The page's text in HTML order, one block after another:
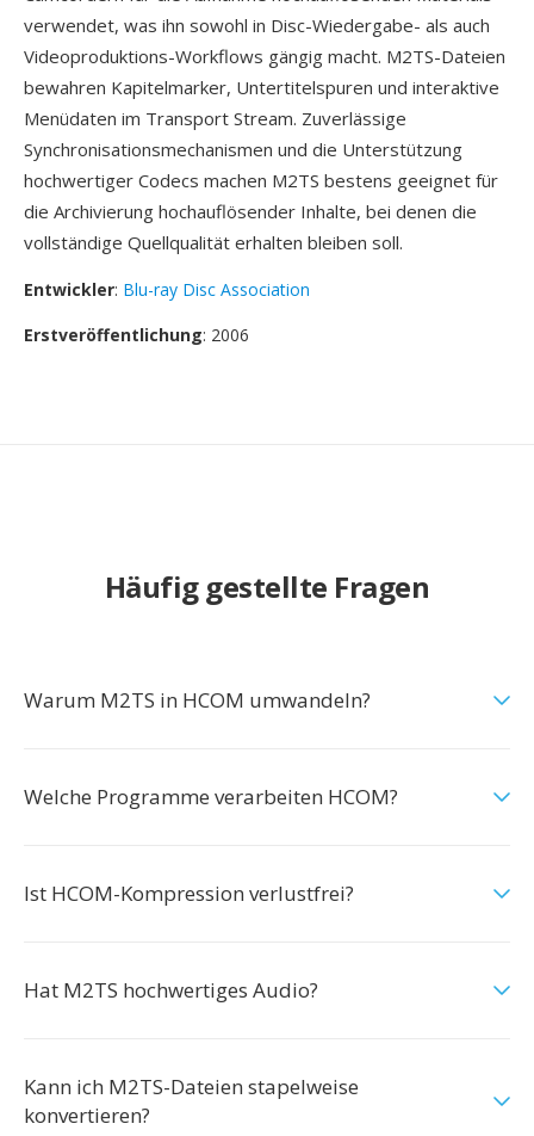
verwendet, was ihn sowohl in Disc-Wiedergabe- als auch
Videoproduktions-Workflows gängig macht. M2TS-Dateien
bewahren Kapitelmarker, Untertitelspuren und interaktive
Menüdaten im Transport Stream. Zuverlässige
Synchronisationsmechanismen und die Unterstützung
hochwertiger Codecs machen M2TS bestens geeignet für
die Archivierung hochauflösender Inhalte, bei denen die
vollständige Quellqualität erhalten bleiben soll.
Entwickler: Blu-ray Disc Association
Erstveröffentlichung: 2006
Häufig gestellte Fragen
Warum M2TS in HCOM umwandeln?
Welche Programme verarbeiten HCOM?
Ist HCOM-Kompression verlustfrei?
Hat M2TS hochwertiges Audio?
Kann ich M2TS-Dateien stapelweise
konvertieren?